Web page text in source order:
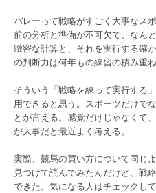
バレーって戦略がすごく大事なス
前の分析と準備が不可欠で、なん
緻密な計算と、それを実行する確
の判断力は何年もの練習の積み重
そういう「戦略を練って実行する
用できると思う。スポーツだけで
とが言える。感覚だけじゃなくて
が大事だと最近よく考える。
実際、競馬の買い方について同じ
見つけて読んでみたんだけど、戦
できた。気になる人はチェックして